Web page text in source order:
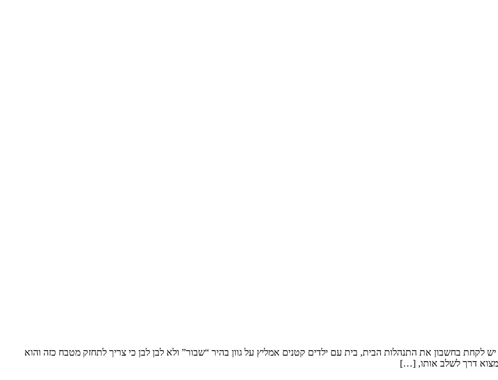
לקחת בחשבון את התנהלות הבית, בית עם ילדים קטנים אמליץ על גוון בהיר “שבור” ולא לבן לבן כי צריך לתחזק מטבח כזה והוא
דרך לשלב אותו, […]